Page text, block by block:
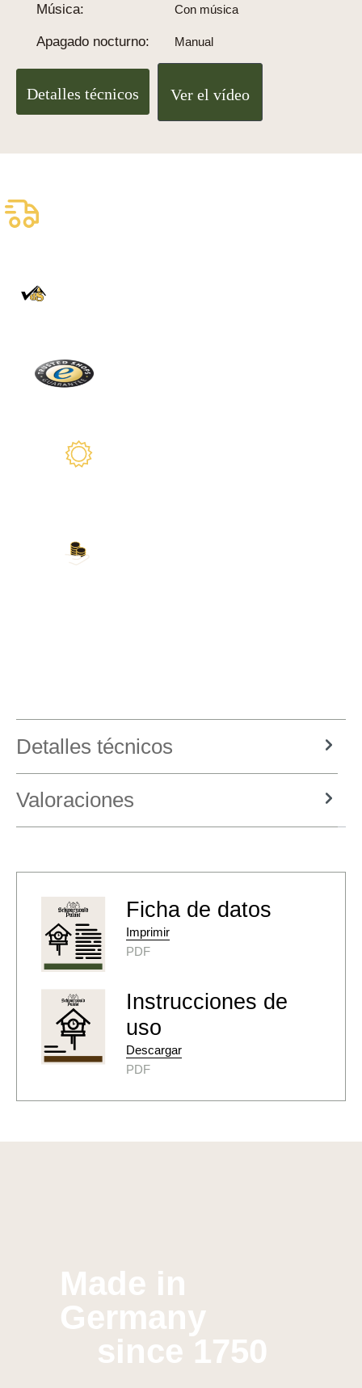
Música: Con música
Apagado nocturno: Manual
Detalles técnicos Ver el vídeo
Detalles técnicos
Valoraciones
Ficha de datos
Imprimir
PDF
Instrucciones de
uso
Descargar
PDF
Made in
Germany
since 1750